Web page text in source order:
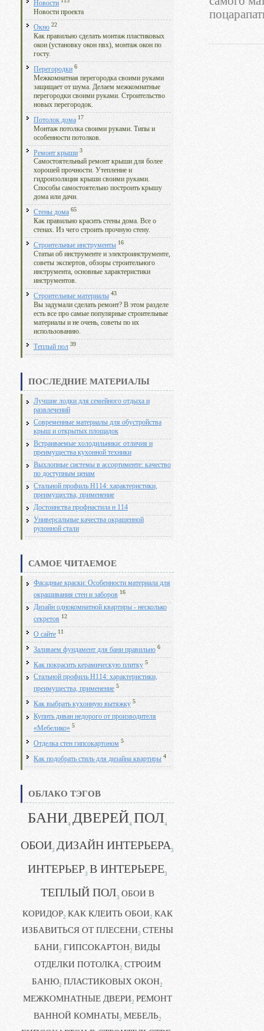
Новости
Новости проекта
Окно 22
Как правильно сделать монтаж пластиковых
окон (установку окон пвх), монтаж окон по
госту.
Перегородки 6
Межкомнатная перегородка своими руками
защищает от шума. Делаем межкомнатные
перегородки своими руками. Строительство
новых перегородок.
Потолок дома 17
Монтаж потолка своими руками. Типы и
особенности потолков.
Ремонт крыши 3
Самостоятельный ремонт крыши для более
хорошей прочности. Утепление и
гидроизоляция крыши своими руками.
Способы самостоятельно построить крышу
дома или дачи.
Стены дома 65
Как правильно красить стены дома. Все о
стенах. Из чего строить прочную стену.
Строительные инструменты 16
Статьи об инструменте и электроинструменте,
советы экспертов, обзоры строительного
инструмента, основные характеристики
инструментов.
Строительные материалы 43
Вы задумали сделать ремонт? В этом разделе
есть все про самые популярные строительные
материалы и не очень, советы по их
использованию.
Теплый пол 39
ПОСЛЕДНИЕ МАТЕРИАЛЫ
Лучшие лодки для семейного отдыха и
развлечений
Современные материалы для обустройства
крыш и открытых площадок
Встраиваемые холодильники: отличия и
преимущества кухонной техники
Выхлопные системы в ассортименте: качество
по доступным ценам
Стальной профиль Н114: характеристики,
преимущества, применение
Достоинства профнастила н 114
Универсальные качества окрашенной
рулонной стали
САМОЕ ЧИТАЕМОЕ
Фасадные краски: Особенности материала для
окрашивания стен и заборов 16
Дизайн однокомнатной квартиры - несколько
секретов 12
О сайте 11
Заливаем фундамент для бани правильно 6
Как покрасить керамическую плитку 5
Стальной профиль Н114: характеристики,
преимущества, применение 5
Как выбрать кухонную вытяжку 5
Купить диван недорого от производителя
«Мебелико» 5
Отделка стен гипсокартоном 5
Как подобрать стиль для дизайна квартиры 4
ОБЛАКО ТЭГОВ
БАНИ4 ДВЕРЕЙ4 ПОЛ4
ОБОИ3 ДИЗАЙН ИНТЕРЬЕРА3
ИНТЕРЬЕР3 В ИНТЕРЬЕРЕ3
ТЕПЛЫЙ ПОЛ3 ОБОИ В
КОРИДОР2 КАК КЛЕИТЬ ОБОИ2 КАК
ИЗБАВИТЬСЯ ОТ ПЛЕСЕНИ2 СТЕНЫ
БАНИ2 ГИПСОКАРТОН2 ВИДЫ
ОТДЕЛКИ ПОТОЛКА2 СТРОИМ
БАНЮ2 ПЛАСТИКОВЫХ ОКОН2
МЕЖКОМНАТНЫЕ ДВЕРИ2 РЕМОНТ
ВАННОЙ КОМНАТЫ2 МЕБЕЛЬ2